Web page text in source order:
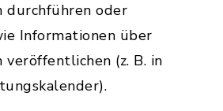
durchführen oder
Informationen über
(z. B. in